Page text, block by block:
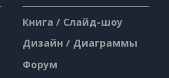
Книга / Слайд-шоу
Дизайн / Диаграммы
Форум